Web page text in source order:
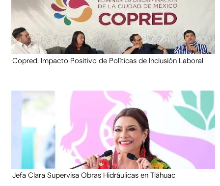
Copred: Impacto Positivo de Políticas de Inclusión Laboral
Jefa Clara Supervisa Obras Hidráulicas en Tláhuac